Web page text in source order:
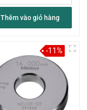
Thêm vào giỏ hàng
-11%